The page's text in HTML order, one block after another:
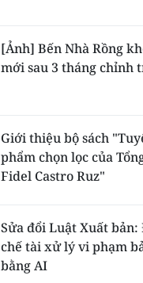
[Ảnh] Bến Nhà Rồng
mới sau 3 tháng chỉnh
Giới thiệu bộ sách
phẩm chọn lọc của
Fidel Castro Ruz"
Sửa đổi Luật Xuất
chế tài xử lý vi phạm
bằng AI